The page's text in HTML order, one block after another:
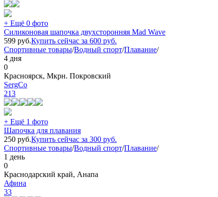
+ Ещё 0 фото
Силиконовая шапочка двухсторонняя Mad Wave
599 руб.Купить сейчас за 600 руб.
Спортивные товары/Водный спорт/Плавание/
4 дня
0
Красноярск, Мкрн. Покровский
SergCo
213
+ Ещё 1 фото
Шапочка для плавания
250 руб.Купить сейчас за 300 руб.
Спортивные товары/Водный спорт/Плавание/
1 день
0
Краснодарский край, Анапа
Афина
33